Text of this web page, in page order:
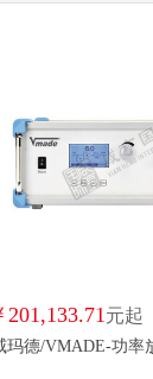
华
凯克惠通/KAIKEHUITONG
美
201,133.71元起
玛德/VMADE-功率